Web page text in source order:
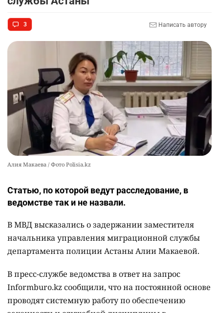
10
футбольной академии в Астане
2
3 Написать автору
Алия Макаева / Фото Polisia.kz
Статью, по которой ведут расследование, в
ведомстве так и не назвали.
В МВД высказались о задержании заместителя
начальника управления миграционной службы
департамента полиции Астаны Алии Макаевой.
В пресс-службе ведомства в ответ на запрос
Informburo.kz сообщили, что на постоянной основе
проводят системную работу по обеспечению